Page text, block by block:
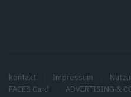
kontakt Impressum
FACES Card
ADVERTISING &